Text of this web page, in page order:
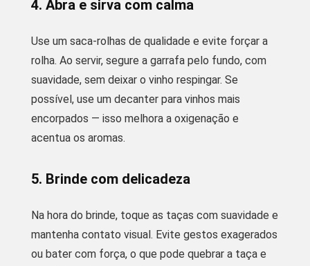
4. Abra e sirva com calma
Use um saca-rolhas de qualidade e evite forçar a
rolha. Ao servir, segure a garrafa pelo fundo, com
suavidade, sem deixar o vinho respingar. Se
possível, use um decanter para vinhos mais
encorpados — isso melhora a oxigenação e
acentua os aromas.
5. Brinde com delicadeza
Na hora do brinde, toque as taças com suavidade e
mantenha contato visual. Evite gestos exagerados
ou bater com força, o que pode quebrar a taça e